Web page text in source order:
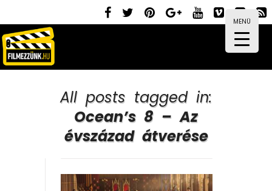
MENÜ
All posts tagged in:
Ocean’s 8 – Az
évszázad átverése